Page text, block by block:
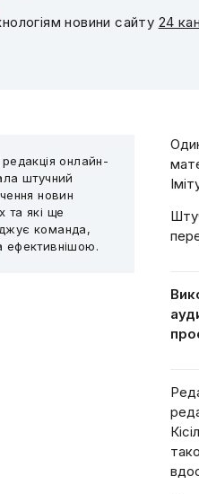
новини сайту 24
онлайн-
штучний
новин
та які ще
команда,
ефективнішою.